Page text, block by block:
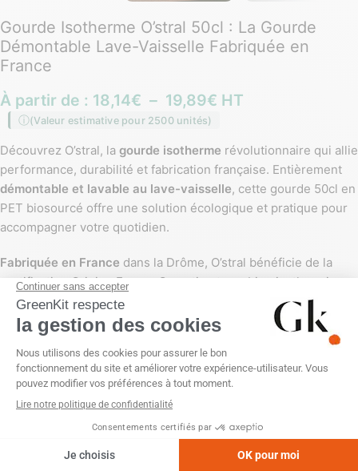
Gourde Isotherme O’stral 50cl : La Gourde
Démontable Lave-Vaisselle Fabriquée en
France
À partir de : 18,14€ – 19,89€ HT
(Valeur estimative pour 2500 unités)
Découvrez O’stral, la gourde isotherme révolutionnaire qui allie
performance, durabilité et fabrication française. Entièrement
démontable et lavable au lave-vaisselle, cette gourde 50cl en
PET biosourcé offre une solution écologique et pratique pour
accompagner votre quotidien.
Fabriquée en France dans la Drôme, O’stral bénéficie de la
certification Origine France Garantie et combine isothermie
double parois avec des matériaux 100% recyclables. Une
gourde pensée pour les consommateurs responsables qui
refusent les compromis entre performance et écologie.
COULEUR
PERSONNALISATION